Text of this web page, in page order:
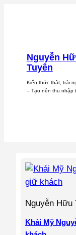
Nguyễn
Tuyên
Kiến thức thật, trải
– Tạo nên thu nhập
Nguyễn Hữu
Khải Mỹ